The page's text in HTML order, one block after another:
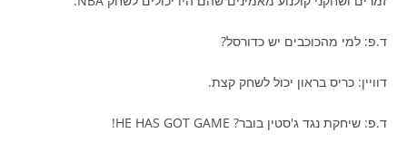
ד.פ: למי מהכוכבים יש כדורסל?
דוויין: כריס בראון יכול לשחק קצת.
ד.פ: שיחקת נגד ג'סטין בובר? HE HAS GOT GAME!